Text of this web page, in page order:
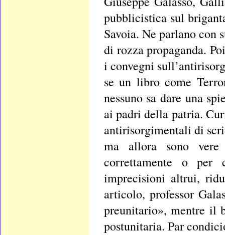
pubblicistica sul
Savoia. Ne parlano con
di rozza propaganda.
i convegni
se un libro come
nessuno sa dare una
ai padri della patria.
antirisorgimentali di
ma allora sono
correttamente o
imprecisioni altrui,
articolo, professor
preunitario», mentre il
postunitaria. Par